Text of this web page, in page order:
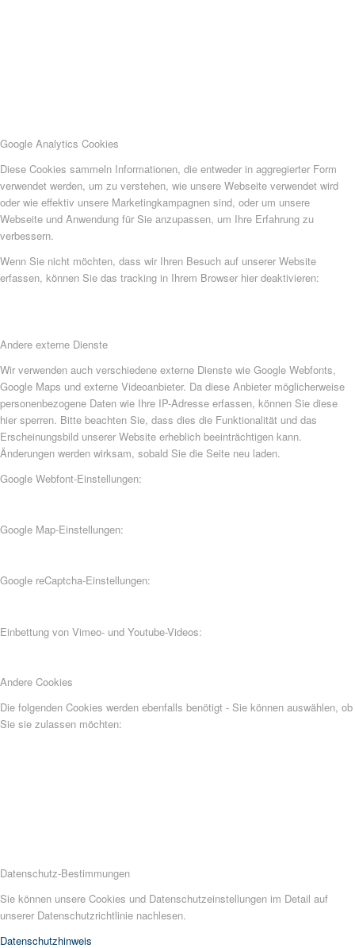
Google Analytics Cookies
Diese Cookies sammeln Informationen, die entweder in aggregierter Form
verwendet werden, um zu verstehen, wie unsere Webseite verwendet wird
oder wie effektiv unsere Marketingkampagnen sind, oder um unsere
Webseite und Anwendung für Sie anzupassen, um Ihre Erfahrung zu
verbessern.
Wenn Sie nicht möchten, dass wir Ihren Besuch auf unserer Website
erfassen, können Sie das tracking in Ihrem Browser hier deaktivieren:
Andere externe Dienste
Wir verwenden auch verschiedene externe Dienste wie Google Webfonts,
Google Maps und externe Videoanbieter. Da diese Anbieter möglicherweise
personenbezogene Daten wie Ihre IP-Adresse erfassen, können Sie diese
hier sperren. Bitte beachten Sie, dass dies die Funktionalität und das
Erscheinungsbild unserer Website erheblich beeinträchtigen kann.
Änderungen werden wirksam, sobald Sie die Seite neu laden.
Google Webfont-Einstellungen:
Google Map-Einstellungen:
Google reCaptcha-Einstellungen:
Einbettung von Vimeo- und Youtube-Videos:
Andere Cookies
Die folgenden Cookies werden ebenfalls benötigt - Sie können auswählen, ob
Sie sie zulassen möchten:
Datenschutz-Bestimmungen
Sie können unsere Cookies und Datenschutzeinstellungen im Detail auf
unserer Datenschutzrichtlinie nachlesen.
Datenschutzhinweis